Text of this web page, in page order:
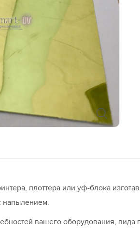
плоттера или уф-блока
напылением.
вашего оборудования,